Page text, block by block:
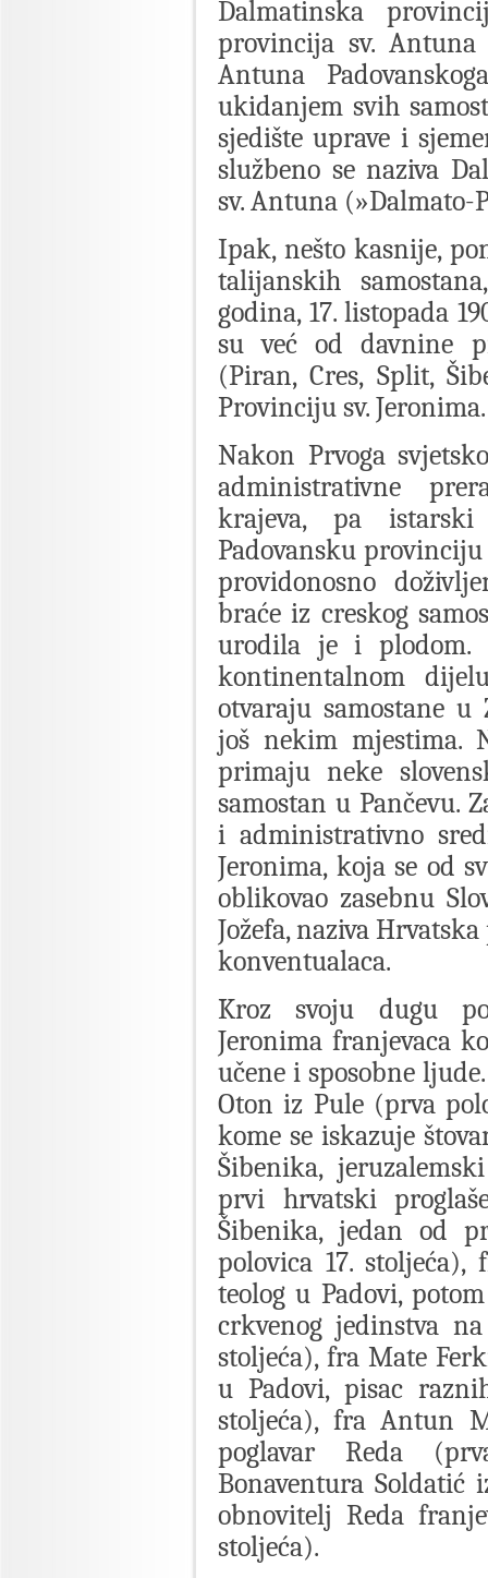
Dalmatinska
provincija sv.
Antuna
ukidanjem svih
sjedište uprave i
službeno se naziva
sv. Antuna (»Dalmato-
Ipak, nešto kasnije,
talijanskih
godina, 17. listopada
su već od davnine
(Piran, Cres, Split,
Provinciju sv. Jeronima.
Nakon Prvoga
administrativne
krajeva, pa
Padovansku
providonosno
braće iz creskog
urodila je i plodom.
kontinentalnom
otvaraju samostane
još nekim mjestima.
primaju neke
samostan u Pančevu.
i administrativno
Jeronima, koja se od
oblikovao zasebnu
Jožefa, naziva
konventualaca.
Kroz svoju dugu
Jeronima franjevaca
učene i sposobne
Oton iz Pule (prva
kome se iskazuje
Šibenika,
prvi hrvatski
Šibenika, jedan od
polovica 17.
teolog u Padovi,
crkvenog jedinstva
stoljeća), fra Mate
u Padovi, pisac
stoljeća), fra Antun
poglavar Reda
Bonaventura Soldatić
obnovitelj Reda
stoljeća).